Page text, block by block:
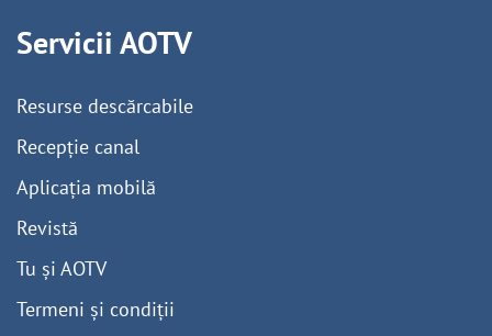
Servicii AOTV
Resurse descărcabile
Recepție canal
Aplicația mobilă
Revistă
Tu și AOTV
Termeni și condiții